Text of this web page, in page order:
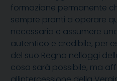
formazione permanente
sempre pronti a operare
necessaria e assumere
autentico e credibile, per
del suo Regno nelloggi
cosa sarà possibile, ma